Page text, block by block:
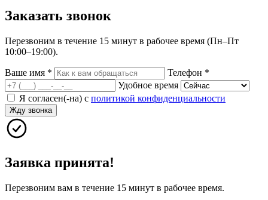
Заказать звонок
Перезвоним в течение 15 минут в рабочее время (Пн–Пт
10:00–19:00).
Ваше имя * Телефон *
Удобное время
Я согласен(-на) с политикой конфиденциальности
Жду звонка
Заявка принята!
Перезвоним вам в течение 15 минут в рабочее время.